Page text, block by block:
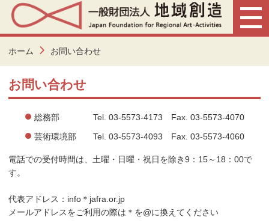
ホーム お問い合わせ
お問い合わせ
総務部 Tel. 03-5573-4173 Fax. 03-5573-4070
芸術環境部 Tel. 03-5573-4093 Fax. 03-5573-4060
電話での受付時間は、土曜・日曜・祝日を除き9：15～18：00で
す。
代表アドレス：info＊jafra.or.jp
メールアドレスをご利用の際は＊を@に換えてください